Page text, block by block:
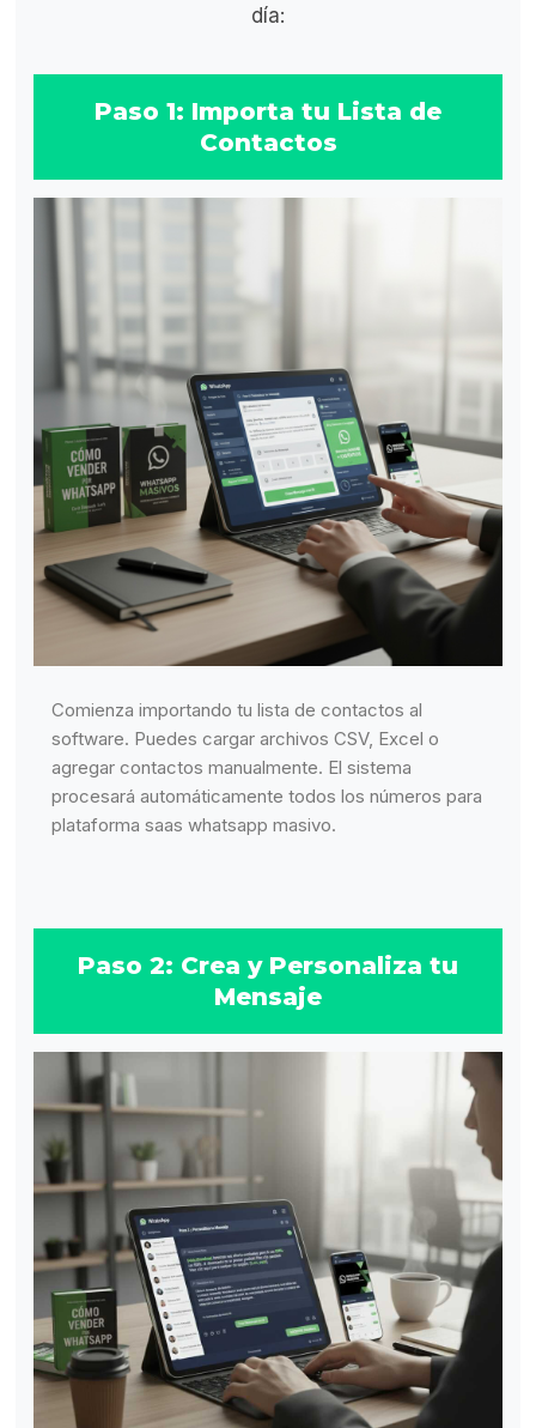
día:
Paso 1: Importa tu Lista de
Contactos
Comienza importando tu lista de contactos al
software. Puedes cargar archivos CSV, Excel o
agregar contactos manualmente. El sistema
procesará automáticamente todos los números para
plataforma saas whatsapp masivo.
Paso 2: Crea y Personaliza tu
Mensaje